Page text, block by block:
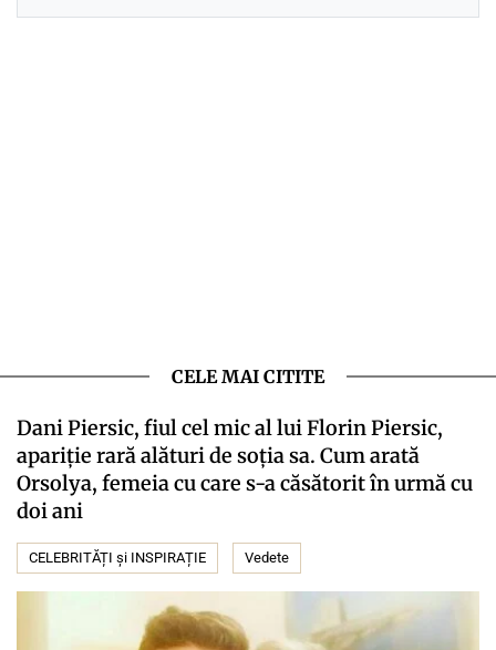
CELE MAI CITITE
Dani Piersic, fiul cel mic al lui Florin Piersic,
apariție rară alături de soția sa. Cum arată
Orsolya, femeia cu care s-a căsătorit în urmă cu
doi ani
CELEBRITĂȚI și INSPIRAȚIE Vedete